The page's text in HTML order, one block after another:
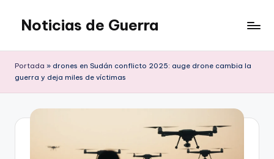
Saltar
contenido
Noticias de Guerra
Portada » drones en Sudán conflicto 2025: auge drone cambia la
guerra y deja miles de víctimas